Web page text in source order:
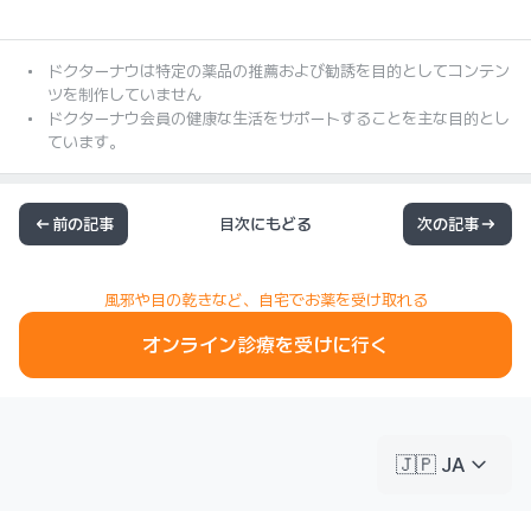
ドクターナウは特定の薬品の推薦および勧誘を目的としてコンテン
ツを制作していません
ドクターナウ会員の健康な生活をサポートすることを主な目的とし
ています。
前の記事 目次にもどる 次の記事
風邪や目の乾きなど、自宅でお薬を受け取れる
オンライン診療を受けに行く
🇯🇵 JA keyboard_arrow_down